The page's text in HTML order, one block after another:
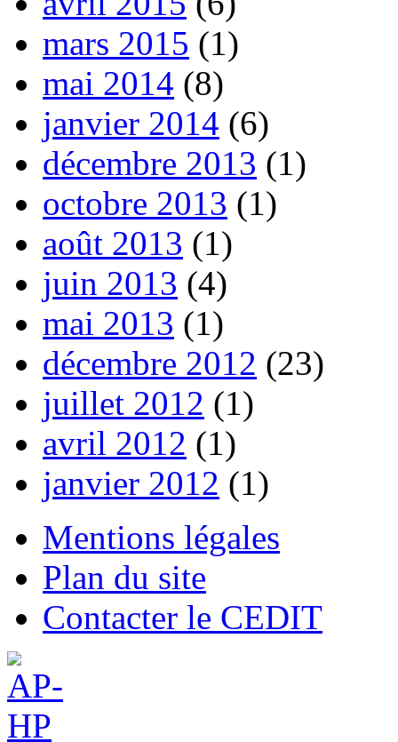
mars 2015 (1)
mai 2014 (8)
janvier 2014 (6)
décembre 2013 (1)
octobre 2013 (1)
août 2013 (1)
juin 2013 (4)
mai 2013 (1)
décembre 2012 (23)
juillet 2012 (1)
avril 2012 (1)
janvier 2012 (1)
Mentions légales
Plan du site
Contacter le CEDIT